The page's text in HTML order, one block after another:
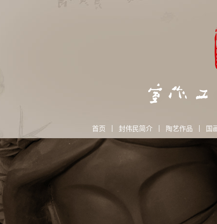
首页 封伟民简介 陶艺作品 国